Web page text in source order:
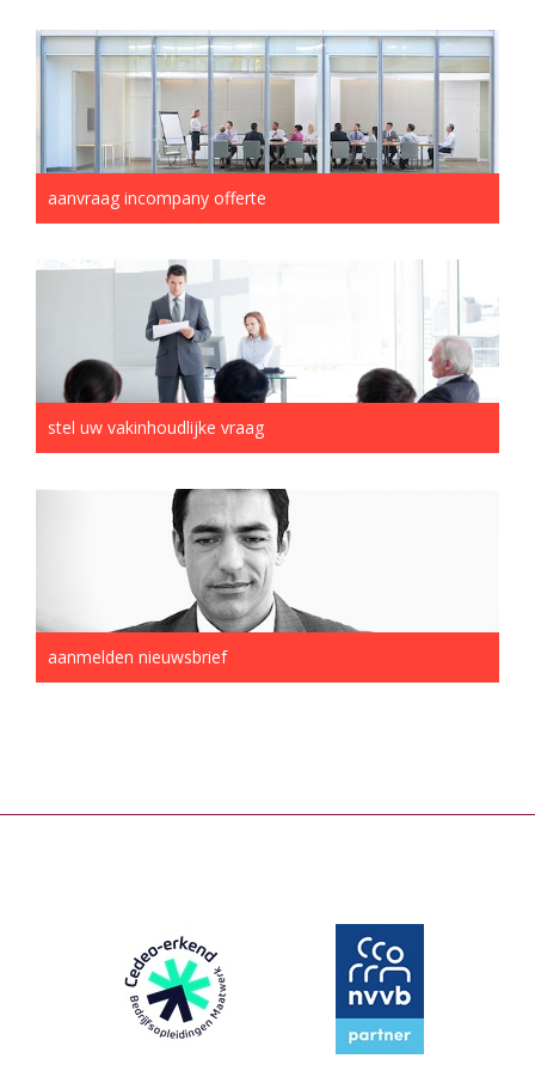
aanvraag incompany offerte
stel uw vakinhoudlijke vraag
aanmelden nieuwsbrief